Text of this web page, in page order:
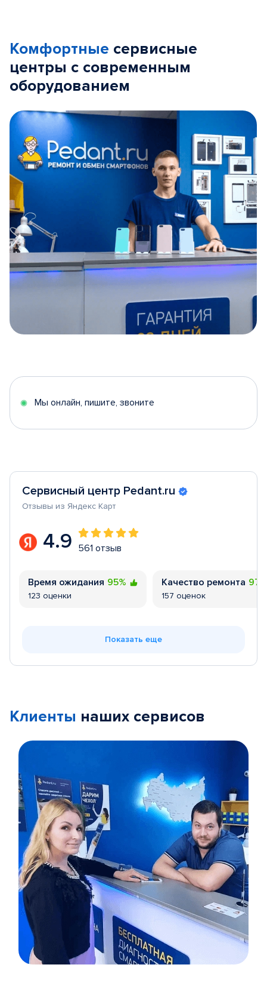
Комфортные сервисные
центры с современным
оборудованием
5
Мы онлайн, пишите, звоните
Сервисный центр Pedant.ru
Отзывы из Яндекс Карт
4.9 561 отзыв
Время ожидания 95%
123 оценки
Качество ремонта
157 оценок
Показать еще
Клиенты наших сервисов